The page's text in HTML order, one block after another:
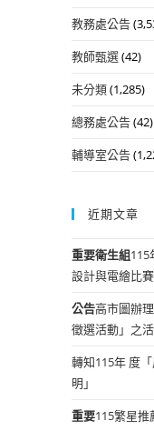
教務處公告
教師甄選(42)
未分類(1,285)
總務處公告(42)
輔導室公告
近期文章
重要衛生組115
設計與電繪比
公告高市圖辦
徵選活動」之
轉知115年 度
明」
重要115繁星